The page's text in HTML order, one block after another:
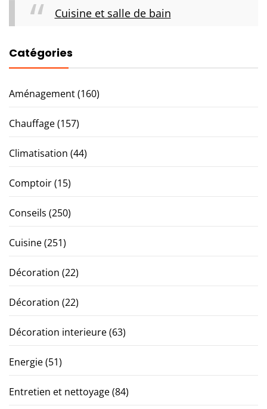
Cuisine et salle de bain
Catégories
Aménagement(160)
Chauffage(157)
Climatisation (44)
Comptoir(15)
Conseils (250)
Cuisine(251)
Décoration (22)
Décoration (22)
Décoration interieure(63)
Energie(51)
Entretien et nettoyage(84)